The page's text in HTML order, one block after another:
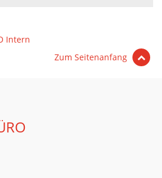
Intern
Zum Seitenanfang